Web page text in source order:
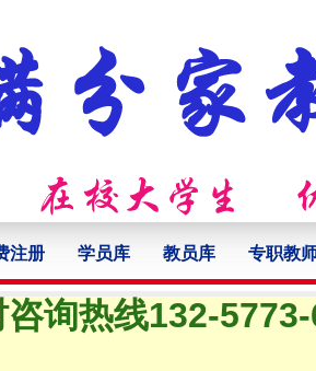
注册 学员库 教员库 专职教
询热线132-5773-